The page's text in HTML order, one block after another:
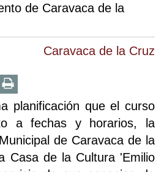
Caravaca de la Cruz
de Caravaca de la
planificación que el curso
a fechas y horarios, la
de Caravaca de la
Casa de la Cultura 'Emilio